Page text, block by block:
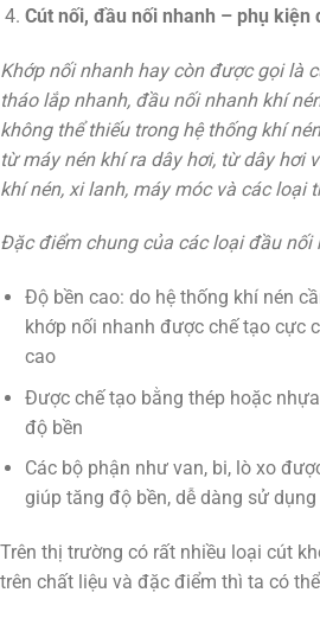
Cút nối, đầu nối nhanh – phụ kiện
Khớp nối nhanh hay còn được gọi là
tháo lắp nhanh, đầu nối nhanh khí
không thể thiếu trong hệ thống khí
từ máy nén khí ra dây hơi, từ dây hơi
khí nén, xi lanh, máy móc và các loại
Đặc điểm chung của các loại đầu nối
Độ bền cao: do hệ thống khí nén
khớp nối nhanh được chế tạo cực
cao
Được chế tạo bằng thép hoặc
độ bền
Các bộ phận như van, bi, lò xo
giúp tăng độ bền, dễ dàng sử dụng
Trên thị trường có rất nhiều loại cút
trên chất liệu và đặc điểm thì ta có